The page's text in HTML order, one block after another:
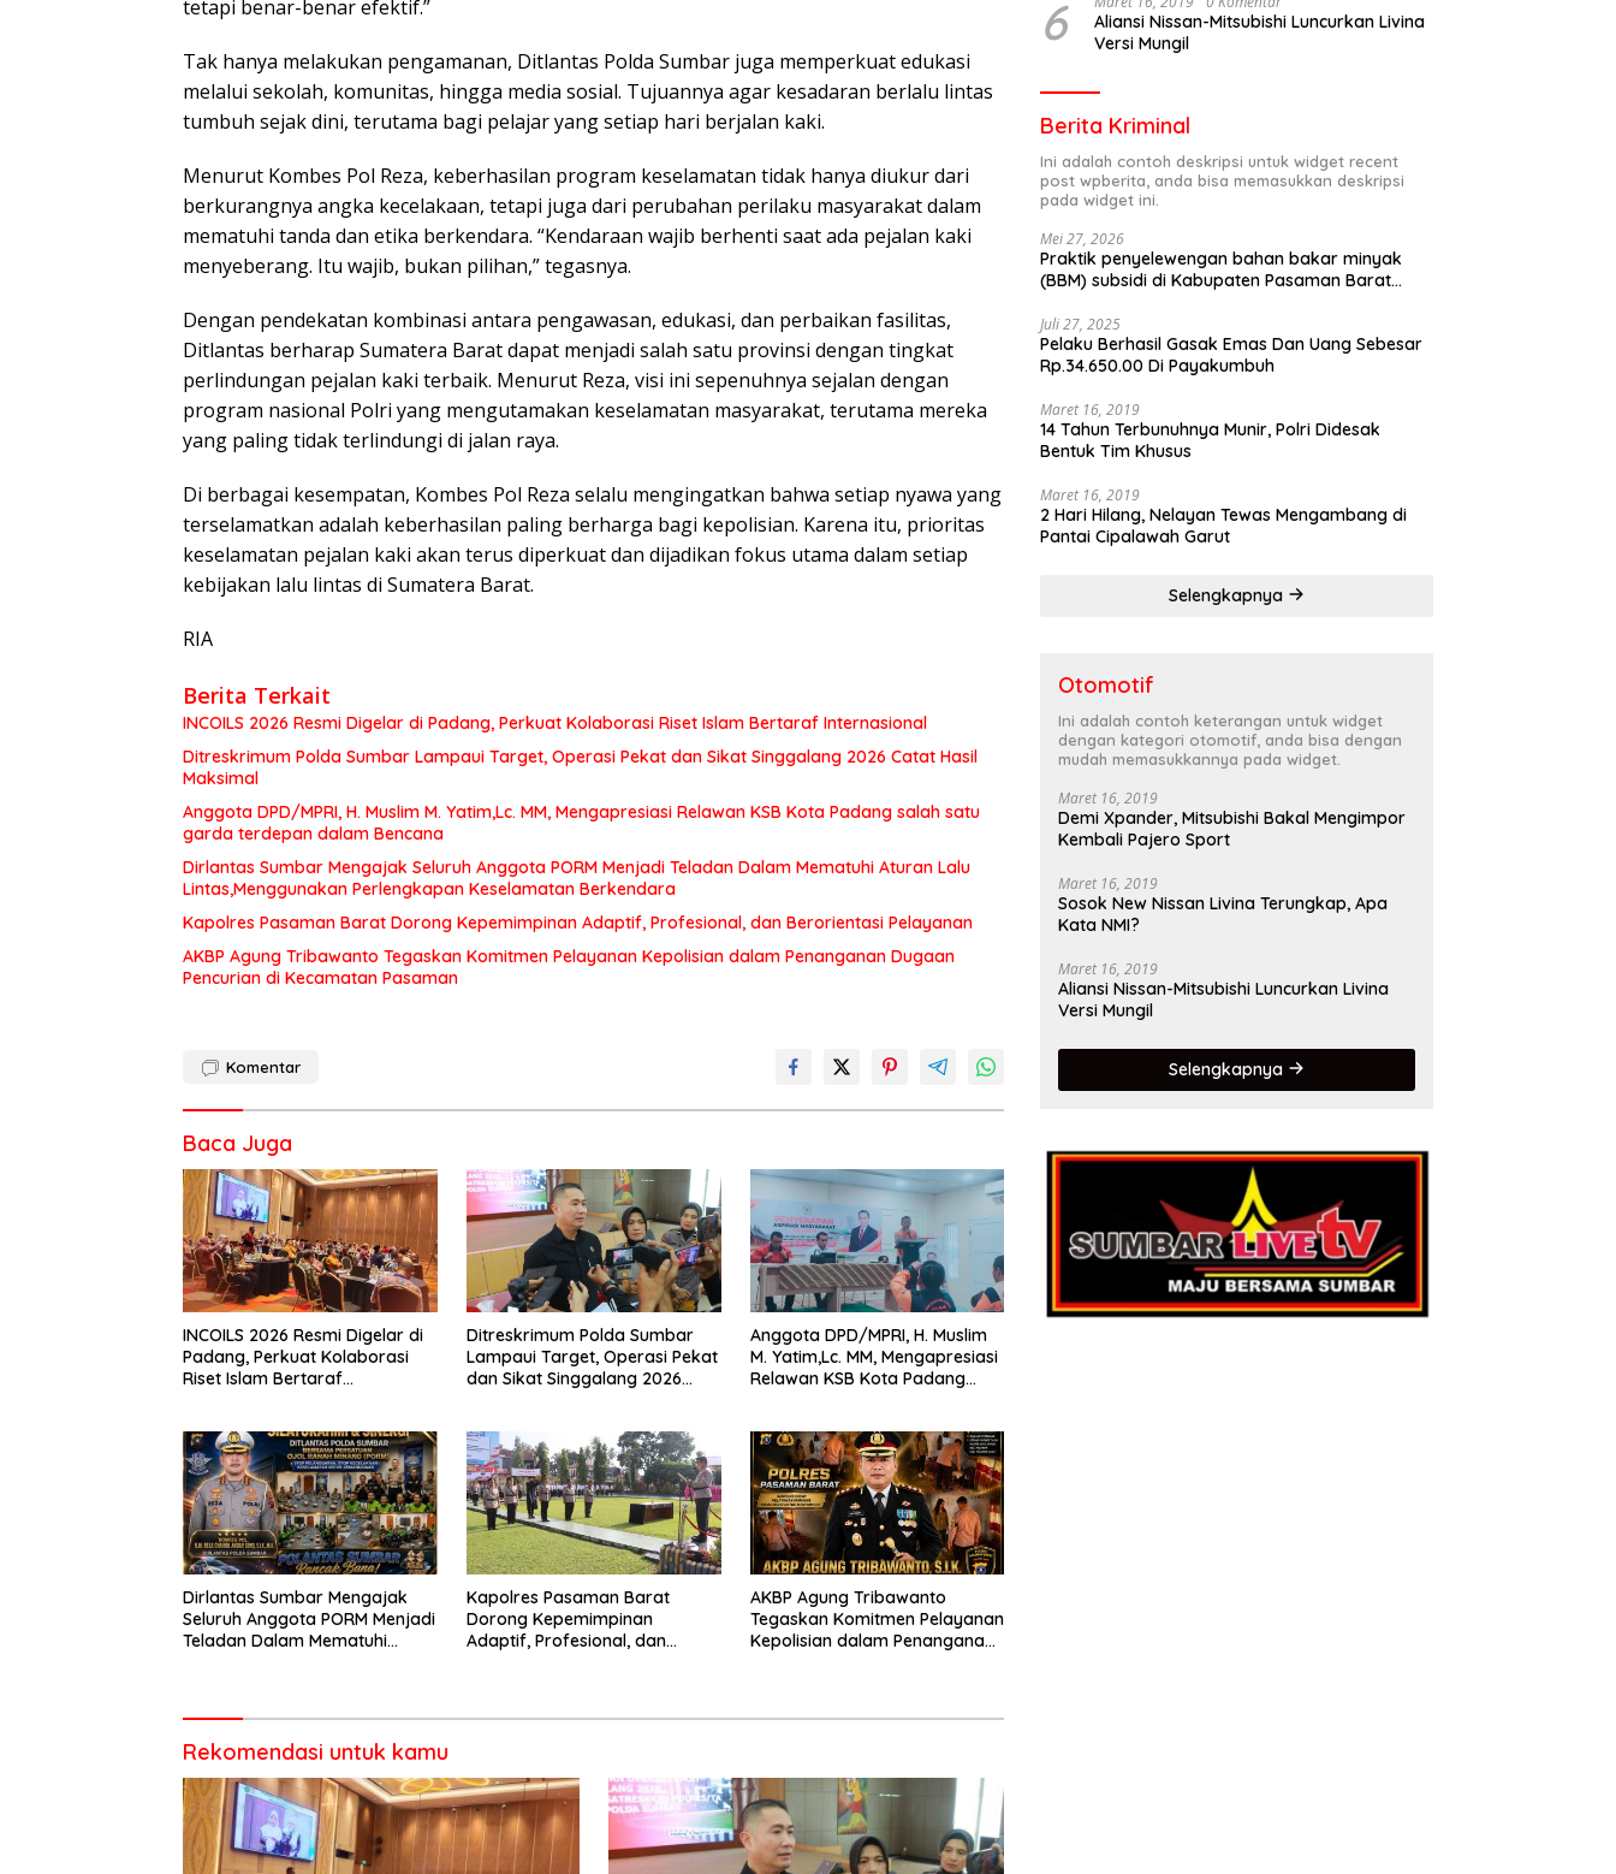
tetapi benar-benar efektif.”
Tak hanya melakukan pengamanan, Ditlantas Polda Sumbar juga memperkuat edukasi
melalui sekolah, komunitas, hingga media sosial. Tujuannya agar kesadaran berlalu lintas
tumbuh sejak dini, terutama bagi pelajar yang setiap hari berjalan kaki.
Menurut Kombes Pol Reza, keberhasilan program keselamatan tidak hanya diukur dari
berkurangnya angka kecelakaan, tetapi juga dari perubahan perilaku masyarakat dalam
mematuhi tanda dan etika berkendara. “Kendaraan wajib berhenti saat ada pejalan kaki
menyeberang. Itu wajib, bukan pilihan,” tegasnya.
Dengan pendekatan kombinasi antara pengawasan, edukasi, dan perbaikan fasilitas,
Ditlantas berharap Sumatera Barat dapat menjadi salah satu provinsi dengan tingkat
perlindungan pejalan kaki terbaik. Menurut Reza, visi ini sepenuhnya sejalan dengan
program nasional Polri yang mengutamakan keselamatan masyarakat, terutama mereka
yang paling tidak terlindungi di jalan raya.
Di berbagai kesempatan, Kombes Pol Reza selalu mengingatkan bahwa setiap nyawa yang
terselamatkan adalah keberhasilan paling berharga bagi kepolisian. Karena itu, prioritas
keselamatan pejalan kaki akan terus diperkuat dan dijadikan fokus utama dalam setiap
kebijakan lalu lintas di Sumatera Barat.
RIA
Berita Terkait
INCOILS 2026 Resmi Digelar di Padang, Perkuat Kolaborasi Riset Islam Bertaraf Internasional
Ditreskrimum Polda Sumbar Lampaui Target, Operasi Pekat dan Sikat Singgalang 2026 Catat Hasil
Maksimal
Anggota DPD/MPRI, H. Muslim M. Yatim,Lc. MM, Mengapresiasi Relawan KSB Kota Padang salah satu
garda terdepan dalam Bencana
Dirlantas Sumbar Mengajak Seluruh Anggota PORM Menjadi Teladan Dalam Mematuhi Aturan Lalu
Lintas,Menggunakan Perlengkapan Keselamatan Berkendara
Kapolres Pasaman Barat Dorong Kepemimpinan Adaptif, Profesional, dan Berorientasi Pelayanan
AKBP Agung Tribawanto Tegaskan Komitmen Pelayanan Kepolisian dalam Penanganan Dugaan
Pencurian di Kecamatan Pasaman
Komentar
Baca Juga
INCOILS 2026 Resmi Digelar di
Padang, Perkuat Kolaborasi
Riset Islam Bertaraf
Ditreskrimum Polda Sumbar
Lampaui Target, Operasi Pekat
dan Sikat Singgalang 2026
Anggota DPD/MPRI, H. Muslim
M. Yatim,Lc. MM, Mengapresiasi
Relawan KSB Kota Padang
Dirlantas Sumbar Mengajak
Seluruh Anggota PORM Menjadi
Teladan Dalam Mematuhi
Berkendara
Kapolres Pasaman Barat
Dorong Kepemimpinan
Adaptif, Profesional, dan
AKBP Agung Tribawanto
Tegaskan Komitmen Pelayanan
Kepolisian dalam Penanganan
Rekomendasi untuk kamu
6
Aliansi Nissan-Mitsubishi Luncurkan Livina
Versi Mungil
Berita Kriminal
Ini adalah contoh deskripsi untuk widget recent
post wpberita, anda bisa memasukkan deskripsi
pada widget ini.
Mei 27, 2026
Praktik penyelewengan bahan bakar minyak
(BBM) subsidi di Kabupaten Pasaman Barat
Juli 27, 2025
Pelaku Berhasil Gasak Emas Dan Uang Sebesar
Rp.34.650.00 Di Payakumbuh
Maret 16, 2019
14 Tahun Terbunuhnya Munir, Polri Didesak
Bentuk Tim Khusus
Maret 16, 2019
2 Hari Hilang, Nelayan Tewas Mengambang di
Pantai Cipalawah Garut
Selengkapnya
Otomotif
Ini adalah contoh keterangan untuk widget
dengan kategori otomotif, anda bisa dengan
mudah memasukkannya pada widget.
Maret 16, 2019
Demi Xpander, Mitsubishi Bakal Mengimpor
Kembali Pajero Sport
Maret 16, 2019
Sosok New Nissan Livina Terungkap, Apa
Kata NMI?
Maret 16, 2019
Aliansi Nissan-Mitsubishi Luncurkan Livina
Versi Mungil
Selengkapnya